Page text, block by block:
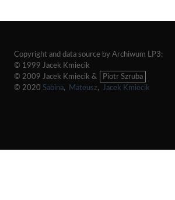
Copyright and data source by Archiwum LP3:
© 1999 Jacek Kmiecik
© 2009 Jacek Kmiecik &
Piotr Szruba
© 2020 Sabina, Mateusz, Jacek Kmiecik